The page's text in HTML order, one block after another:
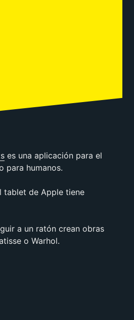
es una aplicación para el
para humanos.
tablet de Apple tiene
a un ratón crean obras
o Warhol.